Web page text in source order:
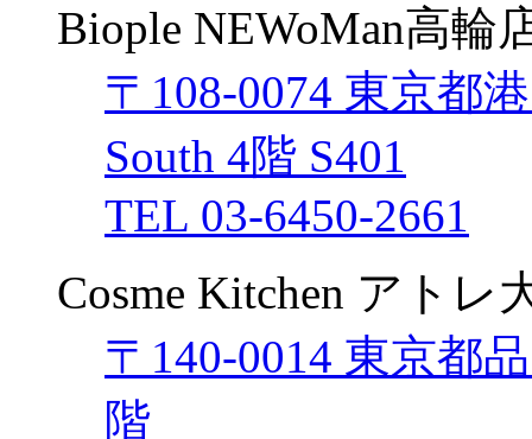
Biople NEWoMan高輪
〒108-0074 東京都
South 4階 S401
TEL 03-6450-2661
Cosme Kitchen アトレ
〒140-0014 東京都
階